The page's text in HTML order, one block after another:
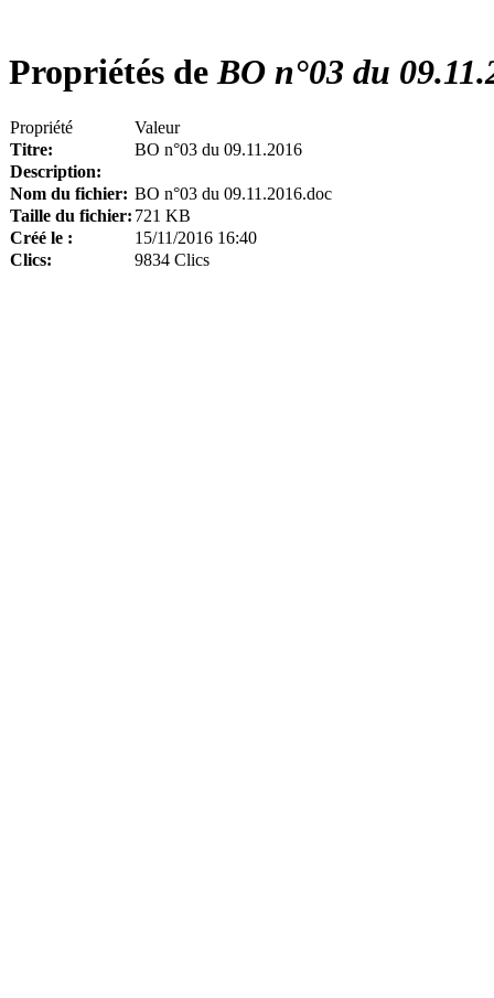
Propriétés deBO n°03 du
Propriété
Valeur
Titre:
BO n°03 du 09.11.2016
Description:
Nom du fichier: BO n°03 du 09.11.2016.doc
Taille du fichier: 721 KB
Créé le :
15/11/2016 16:40
Clics:
9834 Clics